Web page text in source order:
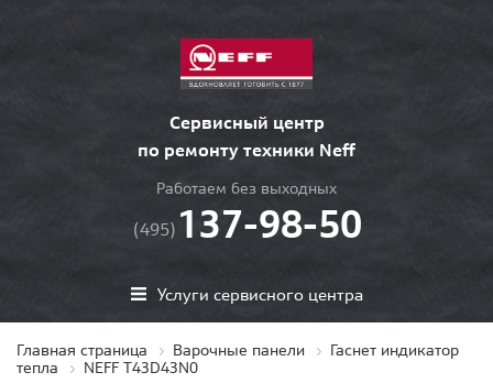
Сервисный центр
по ремонту техники Neff
Работаем без выходных
(495) 137-98-50
Услуги сервисного центра
Главная страница Варочные панели
Гаснет индикатор
тепла
NEFF T43D43N0